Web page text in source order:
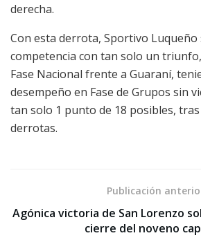
derecha.
Con esta derrota, Sportivo Luqueño
competencia con tan solo un
Fase Nacional frente a Guaraní,
desempeño en Fase de Grupos sin
tan solo 1 punto de 18 posibles,
derrotas.
Publicación
Agónica victoria de San Lorenzo
cierre del noveno